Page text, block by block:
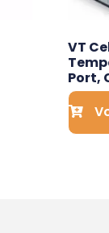
VT
Port,